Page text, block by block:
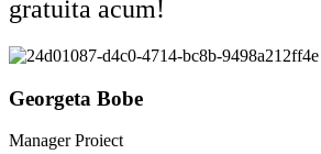
gratuita acum!
Georgeta Bobe
Manager Proiect